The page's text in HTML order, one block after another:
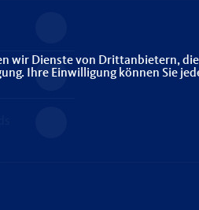
wir Dienste von Drittanbietern,
Ihre Einwilligung können Sie